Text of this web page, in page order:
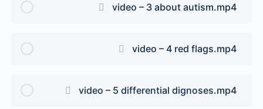
video – 3 about autism.mp4
video – 4 red flags.mp4
video – 5 differential dignoses.mp4